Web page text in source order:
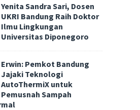
Yenita Sandra Sari, Dosen
UKRI Bandung Raih Doktor
Ilmu Lingkungan
Universitas Diponegoro
Erwin: Pemkot Bandung
Jajaki Teknologi
AutoThermiX untuk
Pemusnah Sampah